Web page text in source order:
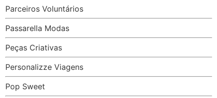
Parceiros Voluntários
Passarella Modas
Peças Criativas
Personalizze Viagens
Pop Sweet